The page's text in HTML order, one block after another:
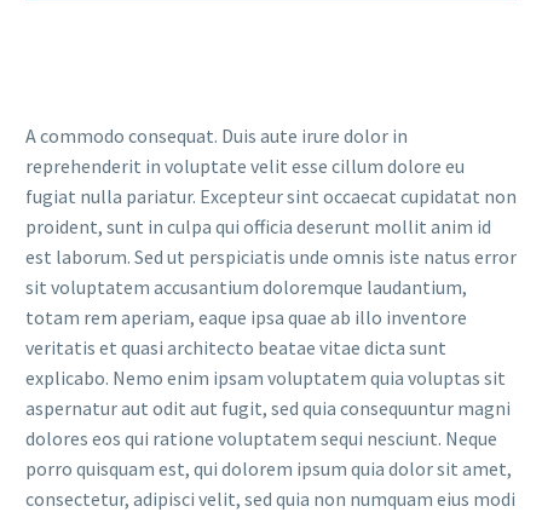
A commodo consequat. Duis aute irure dolor in
reprehenderit in voluptate velit esse cillum dolore eu
fugiat nulla pariatur. Excepteur sint occaecat cupidatat non
proident, sunt in culpa qui officia deserunt mollit anim id
est laborum. Sed ut perspiciatis unde omnis iste natus error
sit voluptatem accusantium doloremque laudantium,
totam rem aperiam, eaque ipsa quae ab illo inventore
veritatis et quasi architecto beatae vitae dicta sunt
explicabo. Nemo enim ipsam voluptatem quia voluptas sit
aspernatur aut odit aut fugit, sed quia consequuntur magni
dolores eos qui ratione voluptatem sequi nesciunt. Neque
porro quisquam est, qui dolorem ipsum quia dolor sit amet,
consectetur, adipisci velit, sed quia non numquam eius modi